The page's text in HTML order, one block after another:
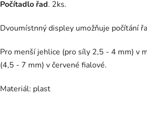
Počítadlo řad. 2ks.
Dvoumístnný displey umožňuje počítání
Pro menší jehlice (pro síly 2,5 - 4 mm) v
(4,5 - 7 mm) v červené fialové.
Materiál: plast